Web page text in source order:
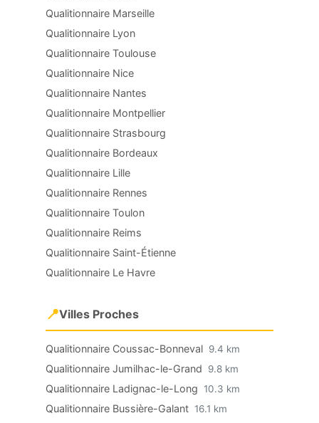
Qualitionnaire Marseille
Qualitionnaire Lyon
Qualitionnaire Toulouse
Qualitionnaire Nice
Qualitionnaire Nantes
Qualitionnaire Montpellier
Qualitionnaire Strasbourg
Qualitionnaire Bordeaux
Qualitionnaire Lille
Qualitionnaire Rennes
Qualitionnaire Toulon
Qualitionnaire Reims
Qualitionnaire Saint-Étienne
Qualitionnaire Le Havre
📍Villes Proches
Qualitionnaire Coussac-Bonneval 9.4 km
Qualitionnaire Jumilhac-le-Grand 9.8 km
Qualitionnaire Ladignac-le-Long 10.3 km
Qualitionnaire Bussière-Galant 16.1 km